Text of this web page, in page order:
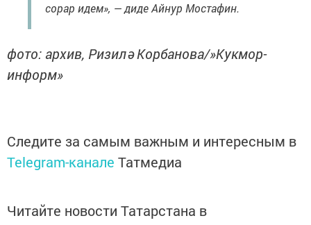
сорар идем», — диде Айнур Мостафин.
фото: архив, Ризилә Корбанова/»Кукмор-
информ»
Следите за самым важным и интересным в
Telegram-канале Татмедиа
Читайте новости Татарстана в